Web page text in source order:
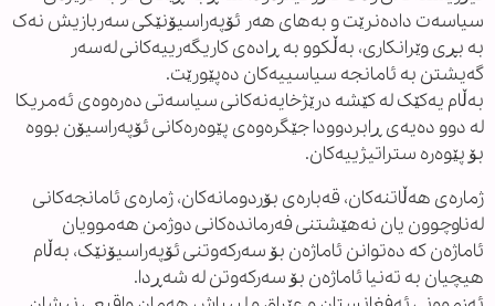
سیاسەت دادەنرێت و بەهای هەر ئۆپەراسیۆنێکی سەربازیش نەک
بە بڕی وێرانکاری، بەڵکوو بە ڕادەی کاریگەرییەکانی لەسەر
گەیشتن بە ئامانجە سیاسییەکان دەپێورێت.
بەڵام یەکێک لە کێشە درێژخایەنەکانی سیاسەتی دەرەوەی ئەمریکا
لە دوو دەیەی ڕابردوودا جێگرەوەی پێوەرەکانی ئۆپەراسیۆن بووە
بۆ پێوەرە ستراتیژییەکان.
ژمارەی هەڵاتنەکان، قەبارەی بۆردومانەکان، ژمارەی ئامانجەکانی
لەناوچوون یان نەهێشتنی فەرماندەکانی دوژمن هەموویان
ئاماژەن کە دەتوانن ئاماژەن بۆ سەرکەوتنی ئۆپەراسیۆنێک، بەڵام
هیچیان بە تەنیا ئاماژەن بۆ سەرکەوتن لە شەڕدا.